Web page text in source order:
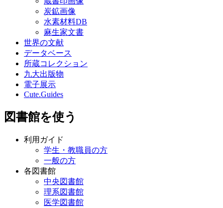
炭鉱画像
水素材料DB
麻生家文書
世界の文献
データベース
所蔵コレクション
九大出版物
電子展示
Cute.Guides
図書館を使う
利用ガイド
学生・教職員の方
一般の方
各図書館
中央図書館
理系図書館
医学図書館